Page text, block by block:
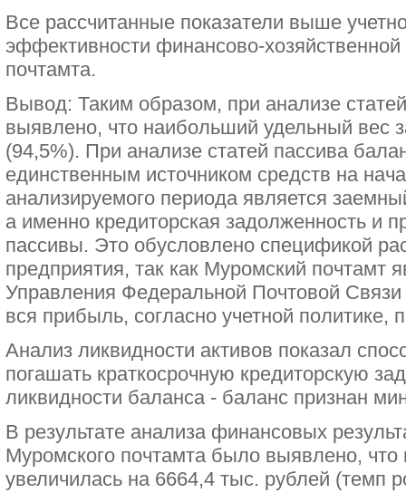
Все рассчитанные показатели выше
эффективности финансово-
почтамта.
Вывод: Таким образом, при анализе
выявлено, что наибольший удельный вес
(94,5%). При анализе статей пассива
единственным источником средств на
анализируемого периода является
а именно кредиторская задолженность и
пассивы. Это обусловлено спецификой
предприятия, так как Муромский почтамт
Управления Федеральной Почтовой
вся прибыль, согласно учетной политике,
Анализ ликвидности активов показал
погашать краткосрочную кредиторскую
ликвидности баланса - баланс признан
В результате анализа финансовых
Муромского почтамта было выявлено, что
увеличилась на 6664,4 тыс. рублей (темп